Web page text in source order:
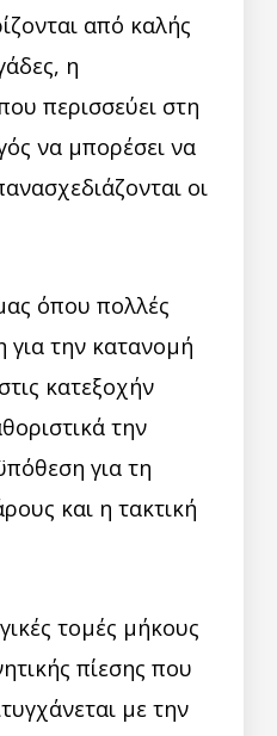
από καλής
η
περισσεύει στη
να μπορέσει να
οι
όπου πολλές
για την κατανομή
κατεξοχήν
την
για τη
και η τακτική
τομές μήκους
πίεσης που
με την